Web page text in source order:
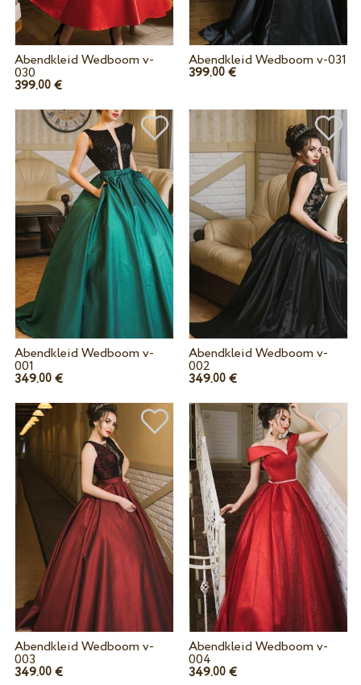
Abendkleid Wedboom v-
030
399.00€
Abendkleid Wedboom v-031
399.00 €
Abendkleid Wedboom v-
001
349.00€
Abendkleid Wedboom v-
002
349.00 €
Abendkleid Wedboom v-
003
349.00€
Abendkleid Wedboom v-
004
349.00 €